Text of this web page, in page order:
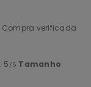
Compra verificada
: 5 /5 Tamanho: